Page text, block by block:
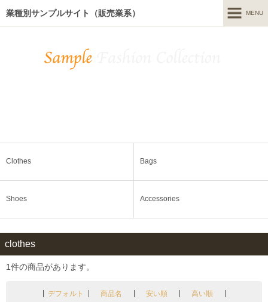
業種別サンプルサイト（販売業系） MENU
Staff Blog
ONLINE SHOP
Clothes Bags
Shoes Accessories
clothes
1件の商品があります。
デフォルト 商品名 安い順 高い順